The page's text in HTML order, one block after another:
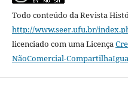
Todo conteúdo da Revista
http://www.seer.ufu.br/
licenciado com uma Licença
NãoComercial-